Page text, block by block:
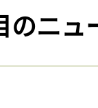
のニュ